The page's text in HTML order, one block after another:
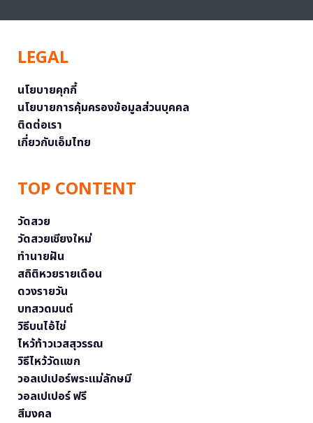
LEGAL
นโยบายคุกกี้
นโยบายการคุ้มครองข้อมูลส่วนบุคคล
ติดต่อเรา
เกี่ยวกับเอ็มไทย
TOP CONTENT
วัดสวย
วัดสวยเชียงใหม่
ทำนายฝัน
สถิติหวยรายเดือน
ดวงรายวัน
บทสวดมนต์
วิธีบนไอ้ไข่
ไหว้ท้าวเวสสุวรรณ
วิธีไหว้วัดแขก
วอลเปเปอร์พระแม่ลักษมี
วอลเปเปอร์ ฟรี
สีมงคล